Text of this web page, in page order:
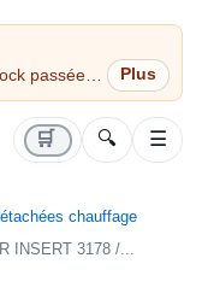
passées
(jours
🛒 🔍 ☰
chauffage
INSERT 3178 /...